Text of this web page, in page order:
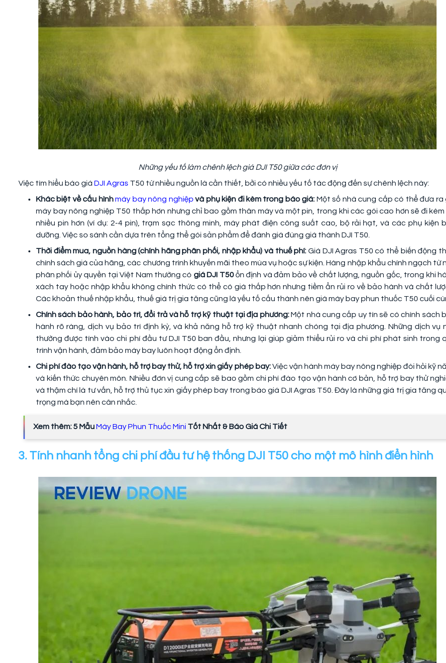
Những yếu tố làm chênh lệch giá DJI T50 giữa các đơn vị
Việc tìm hiểu báo giá DJI Agras T50 từ nhiều nguồn là cần thiết, bởi có nhiều yếu tố tác động đến sự chênh lệch này:
Khác biệt về cấu hìnhmáy bay nông nghiệp và phụ kiện đi kèm trong báo giá: Một số nhà cung cấp có thể đưa ra
máy bay nông nghiệp T50 thấp hơn nhưng chỉ bao gồm thân máy và một pin, trong khi các gói cao hơn sẽ đi kèm
nhiều pin hơn (ví dụ: 2-4 pin), trạm sạc thông minh, máy phát điện công suất cao, bộ rải hạt, và các phụ kiện
dưỡng. Việc so sánh cần dựa trên tổng thể gói sản phẩm để đánh giá đúng giá thành DJI T50.
Thời điểm mua, nguồn hàng (chính hãng phân phối, nhập khẩu) và thuế phí: Giá DJI Agras T50 có thể biến động
chính sách giá của hãng, các chương trình khuyến mãi theo mùa vụ hoặc sự kiện. Hàng nhập khẩu chính ngạch từ
phân phối ủy quyền tại Việt Nam thường có giá DJI T50ổn định và đảm bảo về chất lượng, nguồn gốc, trong khi
xách tay hoặc nhập khẩu không chính thức có thể có giá thấp hơn nhưng tiềm ẩn rủi ro về bảo hành và chất
Các khoản thuế nhập khẩu, thuế giá trị gia tăng cũng là yếu tố cấu thành nên giá máy bay phun thuốc T50 cuối
Chính sách bảo hành, bảo trì, đổi trả và hỗ trợ kỹ thuật tại địa phương:Một nhà cung cấp uy tín sẽ có chính sách
hành rõ ràng, dịch vụ bảo trì định kỳ, và khả năng hỗ trợ kỹ thuật nhanh chóng tại địa phương. Những dịch vụ
thường được tính vào chi phí đầu tư DJI T50 ban đầu, nhưng lại giúp giảm thiểu rủi ro và chi phí phát sinh trong
trình vận hành, đảm bảo máy bay luôn hoạt động ổn định.
Chi phí đào tạo vận hành, hỗ trợ bay thử, hỗ trợ xin giấy phép bay:Việc vận hành máy bay nông nghiệp đòi hỏi kỹ
và kiến thức chuyên môn. Nhiều đơn vị cung cấp sẽ bao gồm chi phí đào tạo vận hành cơ bản, hỗ trợ bay thử
và thậm chí là tư vấn, hỗ trợ thủ tục xin giấy phép bay trong báo giá DJI Agras T50. Đây là những giá trị gia tăng
trọng mà bạn nên cân nhắc.
Xem thêm: 5 MẫuMáy Bay Phun Thuốc Mini Tốt Nhất & Báo Giá Chi Tiết
3. Tính nhanh tổng chi phí đầu tư hệ thống DJI T50 cho một mô hình điển hình